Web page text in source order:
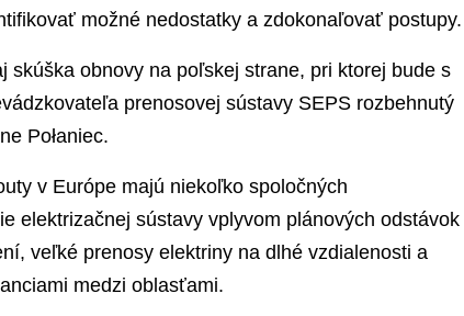
možné nedostatky a zdokonaľovať postupy.
skúška obnovy na poľskej strane, pri ktorej bude s
prenosovej sústavy SEPS rozbehnutý
Połaniec.
v Európe majú niekoľko spoločných
elektrizačnej sústavy vplyvom plánových odstávok
veľké prenosy elektriny na dlhé vzdialenosti a
medzi oblasťami.